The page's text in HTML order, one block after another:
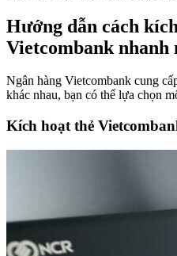
Hướng dẫn cách
Vietcombank nhanh
Ngân hàng Vietcombank cung
khác nhau, bạn có thể lựa chọn
Kích hoạt thẻ